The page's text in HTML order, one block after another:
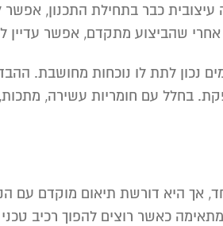
כבר בתחילת התכנון, אפשר
אחרי שהביצוע מתקדם, אפשר
נכון לתת לו נוכחות מחושבת.
בחלל עם חומריות עשירה,
אך היא דורשת תיאום מוקדם עם
כאשר רוצים להפוך רכיב טכני